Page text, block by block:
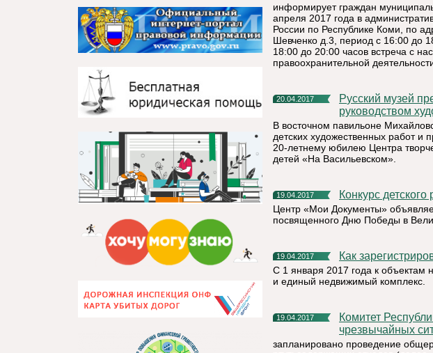
информирует граждан
апреля 2017 года в
России по Республике Коми, по
Шевченко д.3, период с 16:00 до
18:00 до 20:00 часов встреча с
правоохранительной
20.04.2017
Русский музей представил детские работы, выполненные под
руководством
В восточном павильоне
детских художественных работ и
20-летнему юбилею Центра
детей «На Васильевском».
19.04.2017 Конкурс
Центр «Мои Документы»
посвященного Дню Победы в
19.04.2017 Как
С 1 января 2017 года к
и единый недвижимый комплекс.
19.04.2017
Комитет Республики Коми гражданской обороны и
чрезвычайных
запланировано проведение